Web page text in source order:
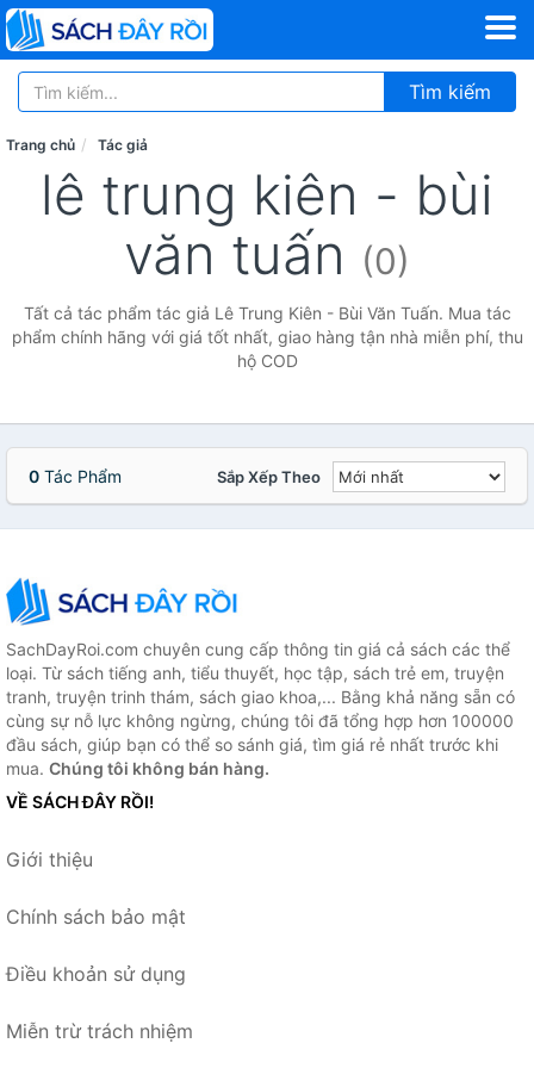
Tìm kiếm
Trang chủ Tác giả
lê trung kiên - bùi
văn tuấn (0)
Tất cả tác phẩm tác giả Lê Trung Kiên - Bùi Văn Tuấn. Mua tác
phẩm chính hãng với giá tốt nhất, giao hàng tận nhà miễn phí, thu
hộ COD
0 Tác Phẩm Sắp Xếp Theo
SachDayRoi.com chuyên cung cấp thông tin giá cả sách các thể
loại. Từ sách tiếng anh, tiểu thuyết, học tập, sách trẻ em, truyện
tranh, truyện trinh thám, sách giao khoa,... Bằng khả năng sẵn có
cùng sự nỗ lực không ngừng, chúng tôi đã tổng hợp hơn 100000
đầu sách, giúp bạn có thể so sánh giá, tìm giá rẻ nhất trước khi
mua. Chúng tôi không bán hàng.
VỀ SÁCH ĐÂY RỒI!
Giới thiệu
Chính sách bảo mật
Điều khoản sử dụng
Miễn trừ trách nhiệm